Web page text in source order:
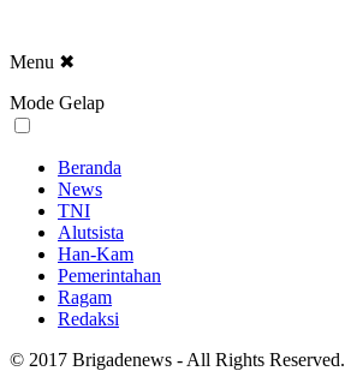
Menu ✖
Mode Gelap
Beranda
News
TNI
Alutsista
Han-Kam
Pemerintahan
Ragam
Redaksi
© 2017 Brigadenews - All Rights Reserved.